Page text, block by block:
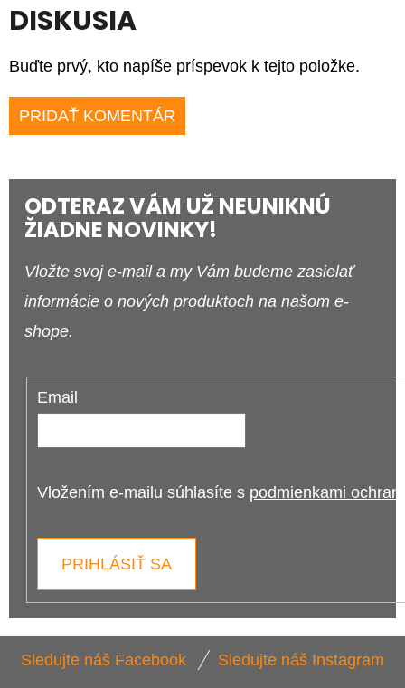
DISKUSIA
Buďte prvý, kto napíše príspevok k tejto položke.
PRIDAŤ KOMENTÁR
ODTERAZ VÁM UŽ NEUNIKNÚ
ŽIADNE NOVINKY!
Vložte svoj e-mail a my Vám budeme zasielať
informácie o nových produktoch na našom e-
shope.
Email
Vložením e-mailu súhlasíte s podmienkami
PRIHLÁSIŤ SA
Sledujte náš Facebook Sledujte náš Instagram